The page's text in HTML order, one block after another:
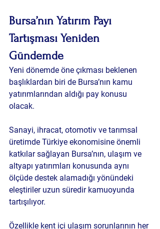
Bursa’nın Yatırım Payı
Tartışması Yeniden
Gündemde
Yeni dönemde öne çıkması beklenen
başlıklardan biri de Bursa’nın kamu
yatırımlarından aldığı pay konusu
olacak.
Sanayi, ihracat, otomotiv ve tarımsal
üretimde Türkiye ekonomisine önemli
katkılar sağlayan Bursa’nın, ulaşım ve
altyapı yatırımları konusunda aynı
ölçüde destek alamadığı yönündeki
eleştiriler uzun süredir kamuoyunda
tartışılıyor.
Özellikle kent içi ulaşım sorunlarının her